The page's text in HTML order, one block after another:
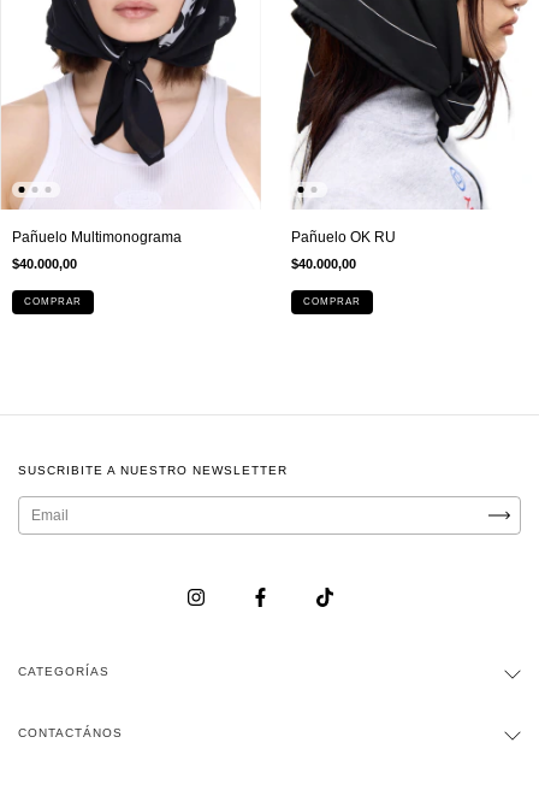
Pañuelo Multimonograma
$40.000,00
COMPRAR
Pañuelo OK RU
$40.000,00
COMPRAR
SUSCRIBITE A NUESTRO NEWSLETTER
CATEGORÍAS
CONTACTÁNOS